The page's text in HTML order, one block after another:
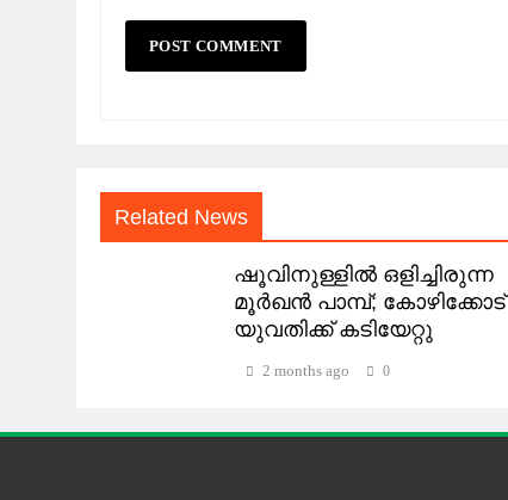
Related News
ഷൂവിനുള്ളിൽ ഒളിച്ചിരുന്ന
മൂർഖൻ പാമ്പ്; കോഴിക്കോട്
യുവതിക്ക് കടിയേറ്റു
2 months ago 0